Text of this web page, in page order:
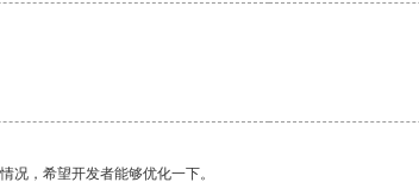
况，希望开发者能够优化一下。